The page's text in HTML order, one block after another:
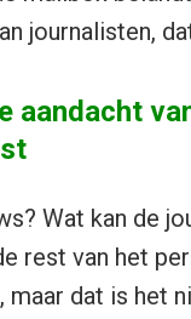
journalisten,
aandacht
Wat kan de
rest van het
maar dat is het